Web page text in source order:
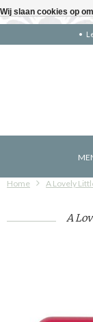
Home A Lovely
A
Wij slaan cookies op